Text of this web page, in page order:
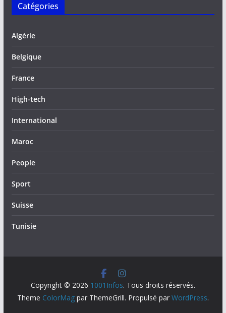
Catégories
Algérie
Belgique
France
High-tech
International
Maroc
People
Sport
Suisse
Tunisie
Copyright © 2026 1001Infos. Tous droits réservés.
Theme ColorMagpar ThemeGrill. Propulsé par WordPress.